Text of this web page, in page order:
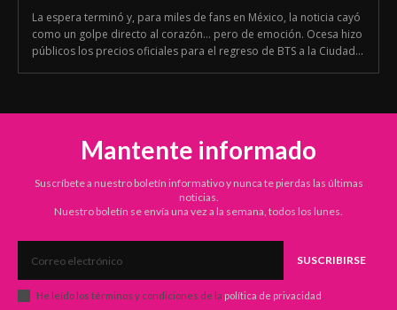
La espera terminó y, para miles de fans en México, la noticia cayó
como un golpe directo al corazón… pero de emoción. Ocesa hizo
públicos los precios oficiales para el regreso de BTS a la Ciudad...
Mantente informado
Suscríbete a nuestro boletín informativo y nunca te pierdas las últimas
noticias.
Nuestro boletín se envía una vez a la semana, todos los lunes.
SUSCRIBIRSE
He leído los términos y condiciones de la política de privacidad